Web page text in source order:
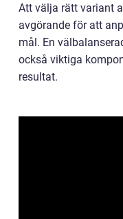
Att välja rätt variant
avgörande för att
mål. En
också viktiga
resultat.